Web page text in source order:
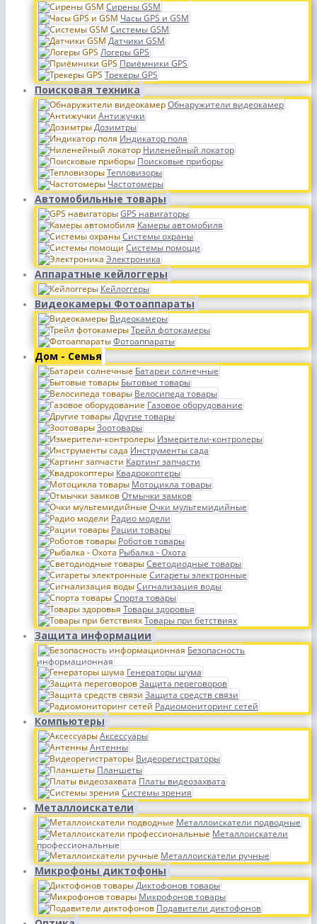
Сирены GSM
Часы GPS и GSM
Системы GSM
Датчики GSM
Логеры GPS
Приёмники GPS
Трекеры GPS
Поисковая техника
Обнаружители видеокамер
Антижучки
Дозимтры
Индикатор поля
Ниленейный локатор
Поисковые приборы
Тепловизоры
Частотомеры
Автомобильные товары
GPS навигаторы
Камеры автомобиля
Системы охраны
Системы помощи
Электроника
Аппаратные кейлоггеры
Кейлоггеры
Видеокамеры Фотоаппараты
Видеокамеры
Трейл фотокамеры
Фотоаппараты
Дом - Семья
Батареи солнечные
Бытовые товары
Велосипеда товары
Газовое оборудование
Другие товары
Зоотовары
Измерители-контролеры
Инструменты сада
Картинг запчасти
Квадрокоптеры
Мотоцикла товары
Отмычки замков
Очки мультемидийные
Радио модели
Рации товары
Роботов товары
Рыбалка - Охота
Светодиодные товары
Сигареты электронные
Сигнализация воды
Спорта товары
Товары здоровья
Товары при бетствиях
Защита информации
Безопасность
информационная
Генераторы шума
Защита переговоров
Защита средств связи
Радиомониторинг сетей
Компьютеры
Аксессуары
Антенны
Видеорегистраторы
Планшеты
Платы видеозахвата
Системы зрения
Металлоискатели
Металлоискатели подводные
Металлоискатели
профессиональные
Металлоискатели ручные
Микрофоны диктофоны
Диктофонов товары
Микрофонов товары
Подавители диктофонов